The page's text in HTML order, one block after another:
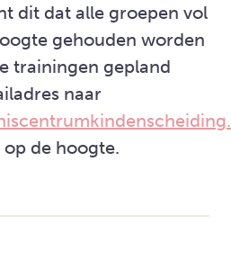
dit dat alle groepen vol
gehouden worden
trainingen gepland
naar
de hoogte.